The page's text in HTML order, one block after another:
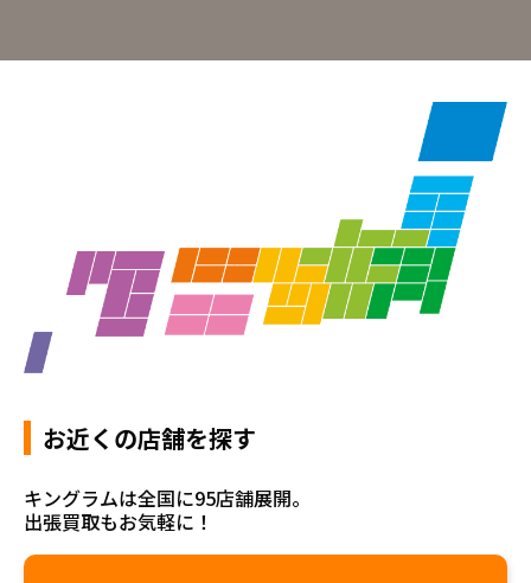
お近くの店舗を探す
キングラムは全国に95店舗展開。
出張買取もお気軽に！